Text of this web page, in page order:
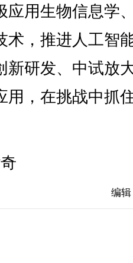
应用生物信息学
术，推进人工智
新研发、中试放
用，在挑战中抓
编